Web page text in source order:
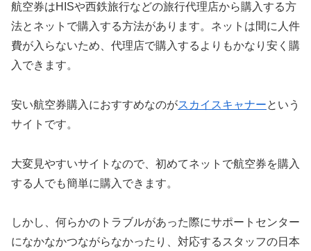
航空券はHISや西鉄旅行などの旅行代理店から購入する方
法とネットで購入する方法があります。ネットは間に人件
費が入らないため、代理店で購入するよりもかなり安く購
入できます。
安い航空券購入におすすめなのがスカイスキャナーという
サイトです。
大変見やすいサイトなので、初めてネットで航空券を購入
する人でも簡単に購入できます。
しかし、何らかのトラブルがあった際にサポートセンター
になかなかつながらなかったり、対応するスタッフの日本